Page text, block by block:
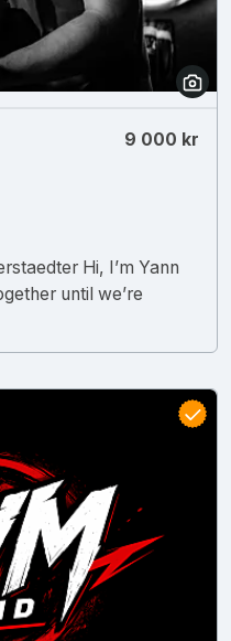
9 000 kr
Hi, I’m Yann
until we’re